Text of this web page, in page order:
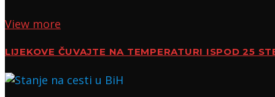
View more
LIJEKOVE ČUVAJTE NA TEMPERATURI ISPOD 25